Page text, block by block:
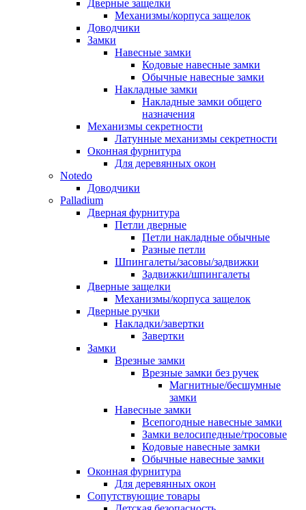
Дверные защелки
Механизмы/корпуса защелок
Доводчики
Замки
Навесные замки
Кодовые навесные замки
Обычные навесные замки
Накладные замки
Накладные замки общего
назначения
Механизмы секретности
Латунные механизмы секретности
Оконная фурнитура
Для деревянных окон
Notedo
Доводчики
Palladium
Дверная фурнитура
Петли дверные
Петли накладные обычные
Разные петли
Шпингалеты/засовы/задвижки
Задвижки/шпингалеты
Дверные защелки
Механизмы/корпуса защелок
Дверные ручки
Накладки/завертки
Завертки
Замки
Врезные замки
Врезные замки без ручек
Магнитные/бесшумные
замки
Навесные замки
Всепогодные навесные замки
Замки велосипедные/тросовые
Кодовые навесные замки
Обычные навесные замки
Оконная фурнитура
Для деревянных окон
Сопутствующие товары